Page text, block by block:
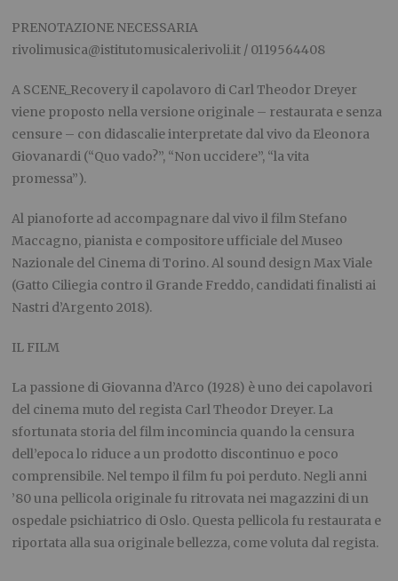
PRENOTAZIONE NECESSARIA
rivolimusica@istitutomusicalerivoli.it / 0119564408
A SCENE_Recovery il capolavoro di Carl Theodor Dreyer
viene proposto nella versione originale – restaurata e senza
censure – con didascalie interpretate dal vivo da Eleonora
Giovanardi (“Quo vado?”, “Non uccidere”, “la vita
promessa”).
Al pianoforte ad accompagnare dal vivo il film Stefano
Maccagno, pianista e compositore ufficiale del Museo
Nazionale del Cinema di Torino. Al sound design Max Viale
(Gatto Ciliegia contro il Grande Freddo, candidati finalisti ai
Nastri d’Argento 2018).
IL FILM
La passione di Giovanna d’Arco (1928) è uno dei capolavori
del cinema muto del regista Carl Theodor Dreyer. La
sfortunata storia del film incomincia quando la censura
dell’epoca lo riduce a un prodotto discontinuo e poco
comprensibile. Nel tempo il film fu poi perduto. Negli anni
’80 una pellicola originale fu ritrovata nei magazzini di un
ospedale psichiatrico di Oslo. Questa pellicola fu restaurata e
riportata alla sua originale bellezza, come voluta dal regista.